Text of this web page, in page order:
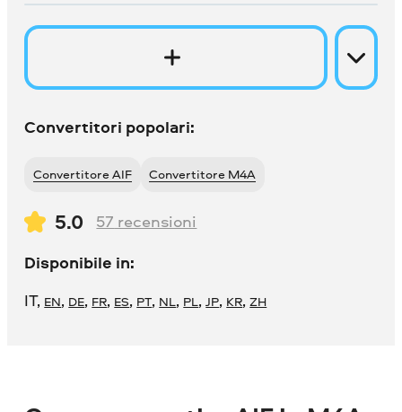
Convertitori popolari:
Convertitore AIF Convertitore M4A
5.0 57 recensioni
Disponibile in:
IT, EN, DE, FR, ES, PT, NL, PL,JP, KR,ZH